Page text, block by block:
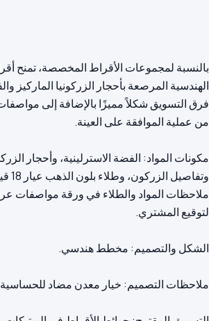
بالنسبة لمجموعات الأقراط المخصصة، تمنح
الهندسية المرصعة بأحجار الزركونيا الماركيز
فرق التسويق شكلاً مميزًا بالإضافة إلى
مكونات المواد: الفضة الاسترلينية، وأحجار
ملاحظات المواد والطلاء في ورقة مواصفات